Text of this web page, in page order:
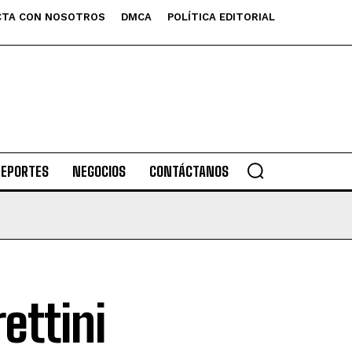
CON NOSOTROS DMCA POLÍTICA EDITORIAL
NEGOCIOS CONTÁCTANOS